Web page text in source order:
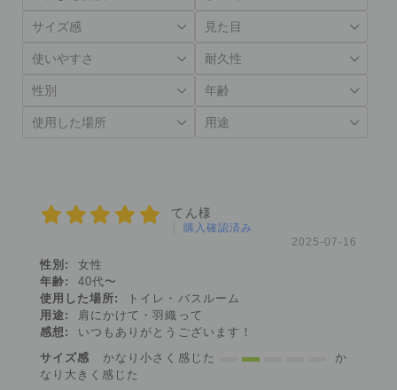
てん様
購入確認済み
2025-07-16
性別:
女性
年齢:
40代〜
使用した場所:
トイレ・バスルーム
用途:
肩にかけて・羽織って
感想:
いつもありがとうございます！
サイズ感
かなり小さく感じた
か
なり大きく感じた